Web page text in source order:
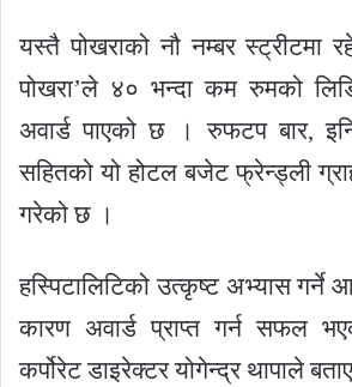
यस्तै पोखराको नौ नम्बर स्ट्रीटमा
पोखरा’ले ४० भन्दा कम रुमको
अवार्ड पाएको छ । रुफटप बार,
सहितको यो होटल बजेट फ्रेन्ड्ली
गरेको छ ।
हस्पिटालिटिको उत्कृष्ट अभ्यास गर्ने
कारण अवार्ड प्राप्त गर्न सफल
कर्पोरेट डाइरेक्टर योगेन्द्र थापाले